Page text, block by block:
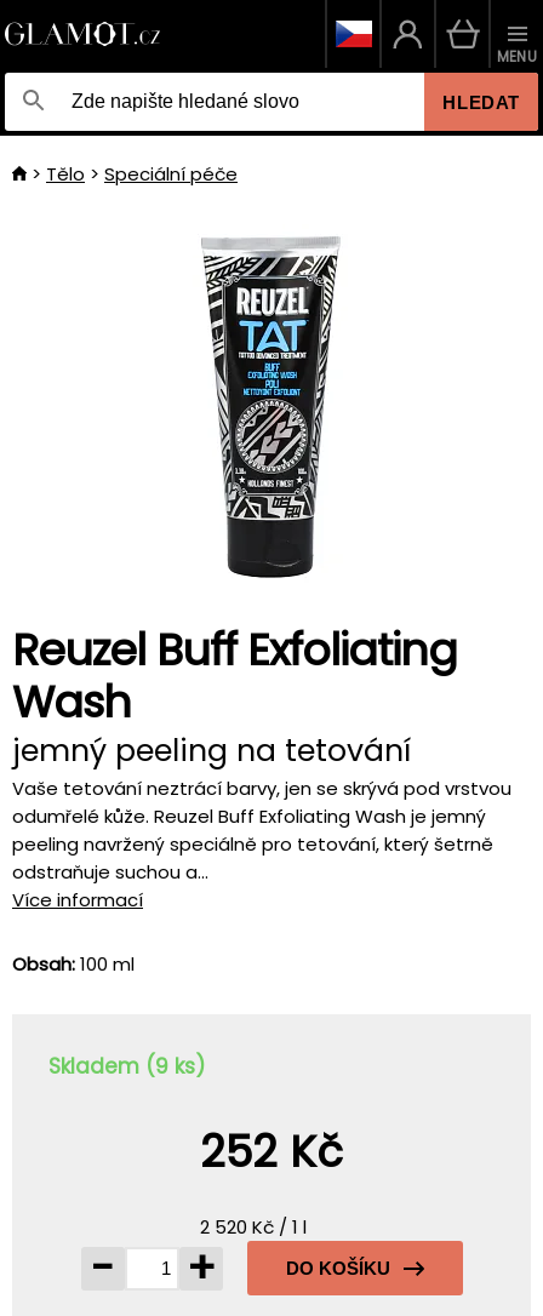
HLEDAT
MENU
Tělo Speciální péče
Reuzel Buff Exfoliating
Wash
jemný peeling na tetování
Vaše tetování neztrácí barvy, jen se skrývá pod vrstvou
odumřelé kůže. Reuzel Buff Exfoliating Wash je jemný
peeling navržený speciálně pro tetování, který šetrně
odstraňuje suchou a...
Více informací
Obsah:100 ml
Skladem (9 ks)
252 Kč
2 520 Kč / 1 l
- + DO KOŠÍKU